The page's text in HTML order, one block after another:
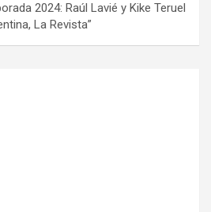
2024: Raúl Lavié y Kike Teruel
La Revista”